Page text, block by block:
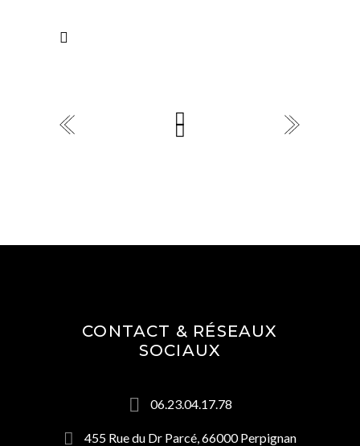
CONTACT & RÉSEAUX
SOCIAUX
06.23.04.17.78
455 Rue du Dr Parcé, 66000 Perpignan